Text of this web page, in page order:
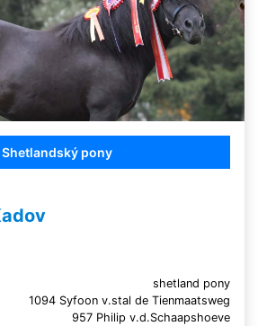
Shetlandský pony
shetland pony
1094 Syfoon v.stal de Tienmaatsweg
957 Philip v.d.Schaapshoeve